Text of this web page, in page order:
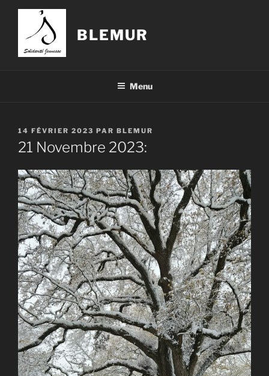
Aller
contenu
principal
BLEMUR
Menu
PUBLIÉ
LE
14 FÉVRIER 2023 PAR BLEMUR
21 Novembre 2023: